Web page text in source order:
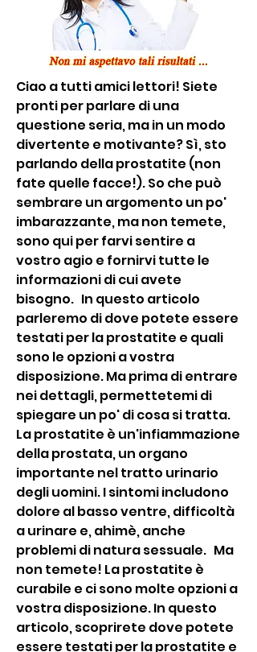
Ciao a tutti amici lettori! Siete
pronti per parlare di una
questione seria, ma in un modo
divertente e motivante? Sì, sto
parlando della prostatite (non
fate quelle facce!). So che può
sembrare un argomento un po'
imbarazzante, ma non temete,
sono qui per farvi sentire a
vostro agio e fornirvi tutte le
informazioni di cui avete
bisogno.   In questo articolo
parleremo di dove potete essere
testati per la prostatite e quali
sono le opzioni a vostra
disposizione. Ma prima di entrare
nei dettagli, permettetemi di
spiegare un po' di cosa si tratta.
La prostatite è un'infiammazione
della prostata, un organo
importante nel tratto urinario
degli uomini. I sintomi includono
dolore al basso ventre, difficoltà
a urinare e, ahimè, anche
problemi di natura sessuale.   Ma
non temete! La prostatite è
curabile e ci sono molte opzioni a
vostra disposizione. In questo
articolo, scoprirete dove potete
essere testati per la prostatite e